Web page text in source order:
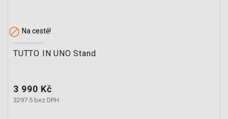
 Na cestě!
TUTTO IN UNO Stand
Cena
3 990 Kč
3297.5 bez DPH